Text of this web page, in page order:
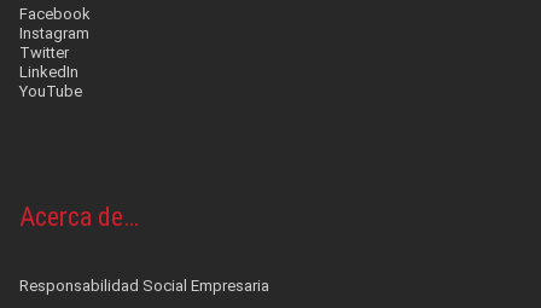
Facebook
Instagram
Twitter
LinkedIn
YouTube
Acerca de…
Responsabilidad Social Empresaria